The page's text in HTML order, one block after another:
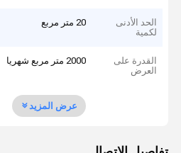
الحد الأدنى
لكمية
20 متر مربع
القدرة على
العرض
2000 متر مربع شهريا
عرض المزيد